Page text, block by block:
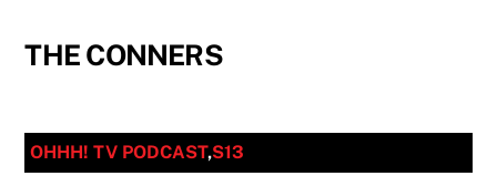
THE CONNERS
OHHH! TV PODCAST,S13